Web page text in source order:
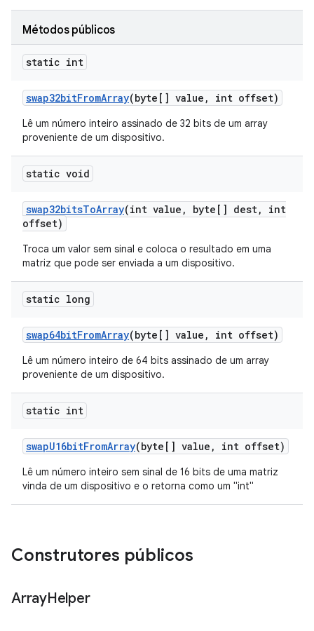
Métodos públicos
static int
swap32bitFromArray(byte[] value , int offset)
Lê um número inteiro assinado de 32 bits de um array
proveniente de um dispositivo.
static void
swap32bitsToArray(int value , byte[] dest,
int
offset)
Troca um valor sem sinal e coloca o resultado em uma
matriz que pode ser enviada a um dispositivo.
static long
swap64bitFromArray(byte[] value , int offset)
Lê um número inteiro de 64 bits assinado de um array
proveniente de um dispositivo.
static int
swapU16bitFromArray(byte[] value , int offset)
Lê um número inteiro sem sinal de 16 bits de uma matriz
vinda de um dispositivo e o retorna como um "int"
Construtores públicos
ArrayHelper